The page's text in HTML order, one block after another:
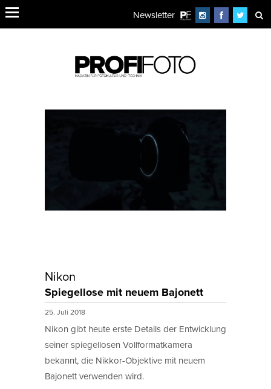
Newsletter
Nikon
Spiegellose mit neuem Bajonett
25. Juli 2018
Nikon gibt heute erste Details der Entwicklung
seiner spiegellosen Vollformatkamera
bekannt, die Nikkor-Objektive mit neuem
Bajonett verwenden wird.